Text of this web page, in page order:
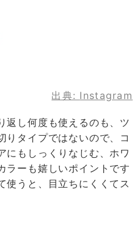
出典: Instagram
返し何度も使えるのも、ツ
りタイプではないので、コ
にもしっくりなじむ、ホワ
ラーも嬉しいポイントです
使うと、目立ちにくくてス